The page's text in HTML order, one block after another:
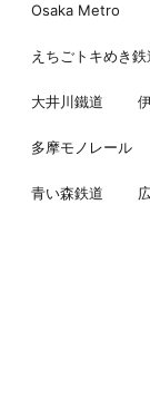
Osaka Metro
えちごトキめき鉄
大井川鐵道
多摩モノレール
青い森鉄道